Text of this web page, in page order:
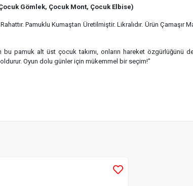
Gömlek, Çocuk Mont, Çocuk Elbise)
Pamuklu Kumaştan Üretilmiştir. Likralıdır. Ürün Çamaşır
bu pamuk alt üst çocuk takımı, onların hareket
Oyun dolu günler için mükemmel bir seçim!"